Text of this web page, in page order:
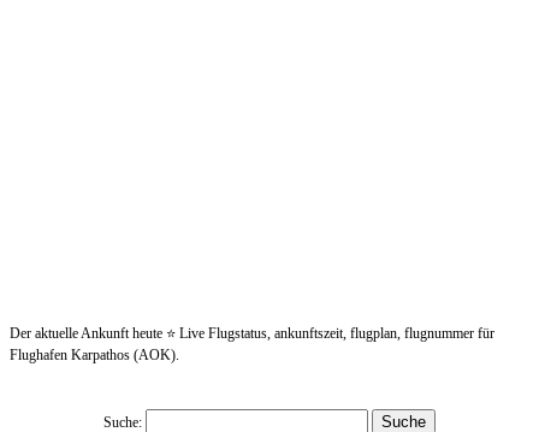
Der aktuelle Ankunft heute ⭐ Live Flugstatus, ankunftszeit, flugplan, flugnummer für
Flughafen Karpathos (AOK).
Suche: